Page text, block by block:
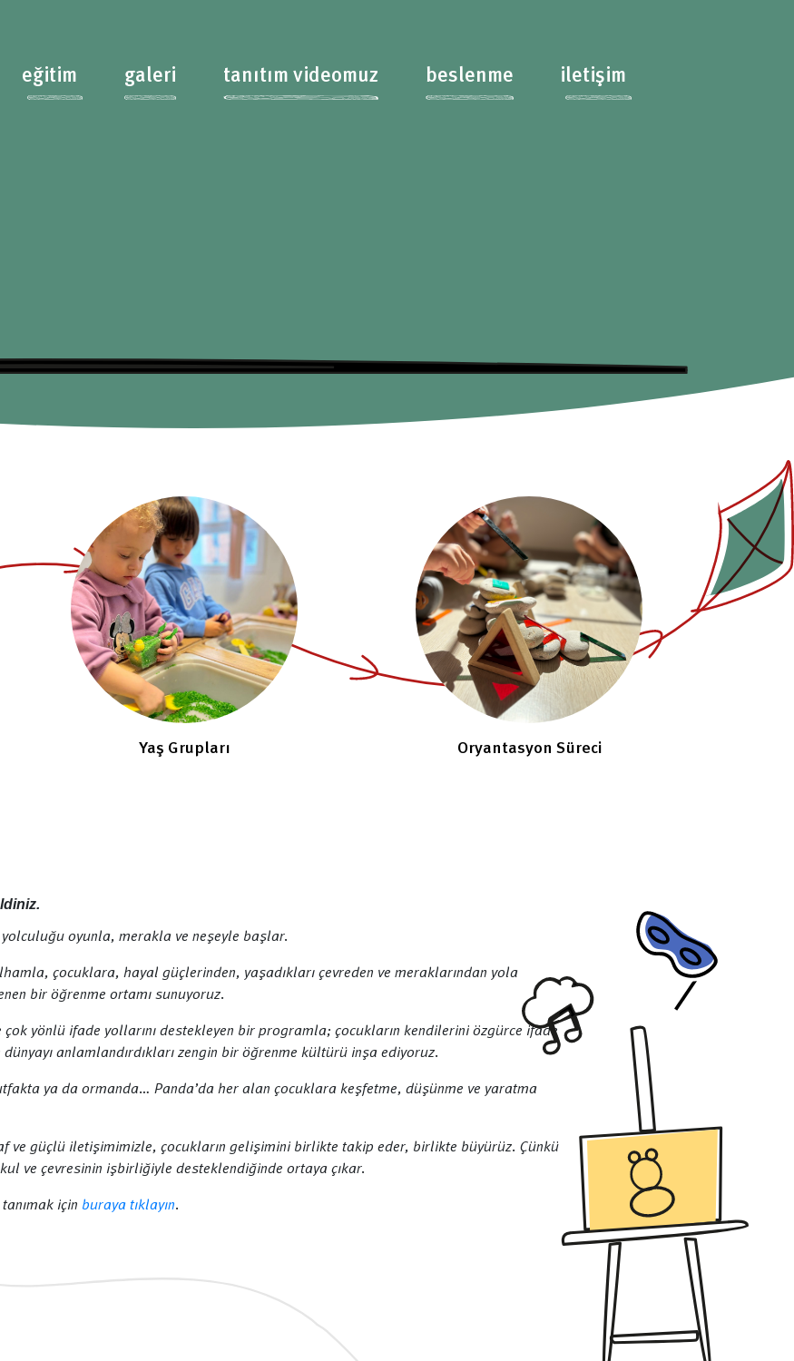
eğitim galeri tanıtım videomuz beslenme iletişim
Yaş Grupları Oryantasyon Süreci
yolculuğu oyunla, merakla ve neşeyle başlar.
çocuklara, hayal güçlerinden, yaşadıkları çevreden ve meraklarından yola
bir öğrenme ortamı sunuyoruz.
çok yönlü ifade yollarını destekleyen bir programla; çocukların kendilerini özgürce ifade
anlamlandırdıkları zengin bir öğrenme kültürü inşa ediyoruz.
ya da ormanda… Panda’da her alan çocuklara keşfetme, düşünme ve yaratma
ve güçlü iletişimimizle, çocukların gelişimini birlikte takip eder, birlikte büyürüz. Çünkü
ve çevresinin işbirliğiyle desteklendiğinde ortaya çıkar.
tanımak için buraya tıklayın.